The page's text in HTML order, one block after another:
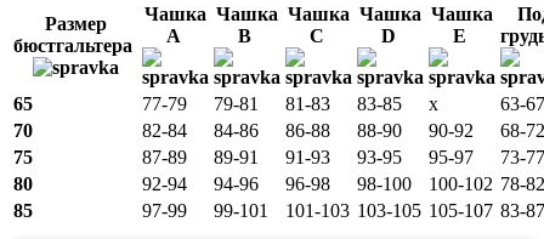
Размер
бюстгальтера
Чашка
A
Чашка
B
Чашка
C
Чашка
D
Чашка
E
65 77-79 79-81 81-83 83-85 x
63-67
70
82-84 84-86 86-88 88-90 90-92
68-72
75
87-89 89-91 91-93 93-95 95-97
73-77
80
92-94 94-96 96-98 98-100 100-102 78-82
85
97-99 99-101 101-103 103-105 105-107 83-87